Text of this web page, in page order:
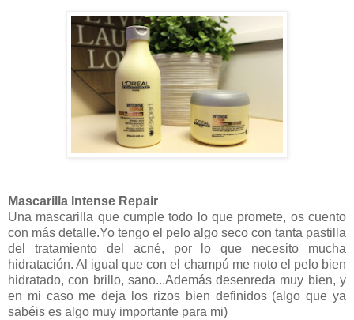
Mascarilla Intense Repair
Una mascarilla que cumple todo lo que promete, os cuento
con más detalle.Yo tengo el pelo algo seco con tanta pastilla
del tratamiento del acné, por lo que necesito mucha
hidratación. Al igual que con el champú me noto el pelo bien
hidratado, con brillo, sano...Además desenreda muy bien, y
en mi caso me deja los rizos bien definidos (algo que ya
sabéis es algo muy importante para mi)